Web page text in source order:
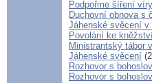
Podpořme šíření
Duchovní obnova s
Jáhenské svěcení v
Povolání ke
Ministrantský tábor
Jáhenské svěcení
Rozhovor s
Rozhovor s